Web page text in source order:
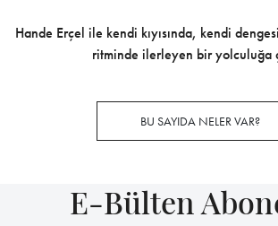
Hande Erçel ile kendi kıyısında, kendi
ritminde ilerleyen bir yolculuğa
BU SAYIDA NELER VAR?
E-Bülten